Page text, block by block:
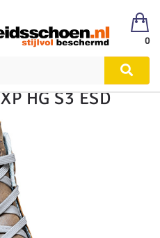
0
S1, S2, S3
HG S3 ESD